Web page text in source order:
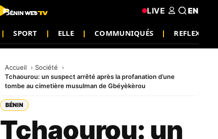
SPORT ELLE COMMUNIQUÉS REFLEXION
LIVE EN
Accueil
Société
Tchaourou: un suspect arrêté après la profanation d’une
tombe au cimetière musulman de Gbéyèkèrou
BÉNIN
Tchaourou: un